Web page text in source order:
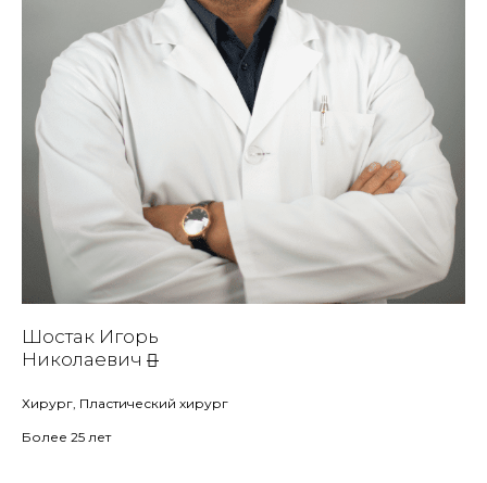
Шостак Игорь
Николаевич
Хирург, Пластический хирург
Более 25 лет